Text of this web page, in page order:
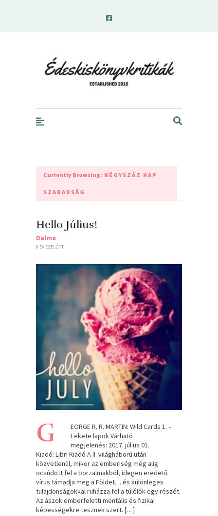
Currently Browsing: NÉGYSZÁZ NAP
SZABADSÁG
Hello Július!
Dalma
9 ÉV EZELŐTT
G
EORGE R. R. MARTIN: Wild Cards 1. –
Fekete lapok Várható
megjelenés: 2017. július 01.
Kiadó: Libri Kiadó A II. világháború után
közvetlenül, mikor az emberiség még alig
ocsúdott fel a borzalmakból, idegen eredetű
vírus támadja meg a Földet… és különleges
tulajdonságokkal ruházza fel a túlélők egy részét.
Az ászok emberfeletti mentális és fizikai
képességekre tesznek szert. […]